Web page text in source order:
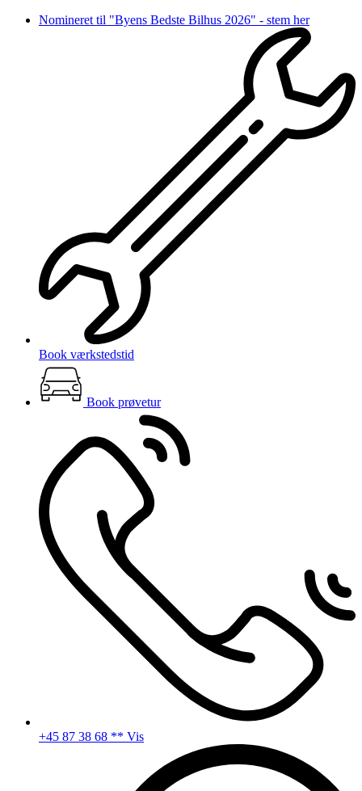
VidereNomineret til "Byens Bedste Bilhus 2026" - stem her
Book værkstedstid
Book prøvetur
+45 87 38 68 ** Vis